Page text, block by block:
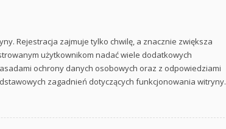
Rejestracja zajmuje tylko chwilę, a znacznie zwiększa
użytkownikom nadać wiele dodatkowych
ochrony danych osobowych oraz z odpowiedziami
zagadnień dotyczących funkcjonowania witryny.